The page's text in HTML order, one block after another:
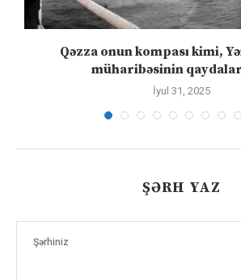
Qəzza onun kompası kimi,
müharibəsinin
İyul 31, 2025
ŞƏRH YAZ